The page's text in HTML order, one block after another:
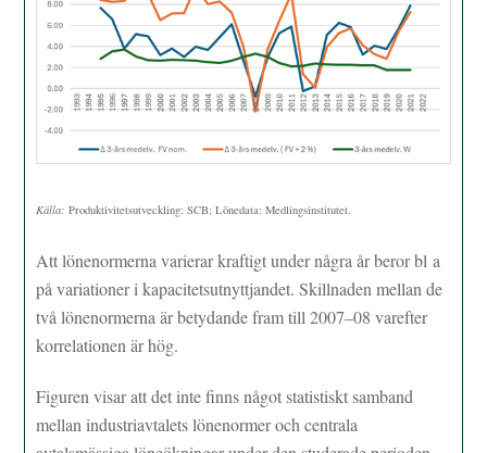
Källa: Produktivitetsutveckling: SCB; Lönedata: Medlingsinstitutet.
Att lönenormerna varierar kraftigt under några år beror bl a
på variationer i kapacitetsutnyttjandet. Skillnaden mellan de
två lönenormerna är betydande fram till 2007–08 varefter
korrelationen är hög.
Figuren visar att det inte finns något statistiskt samband
mellan industriavtalets lönenormer och centrala